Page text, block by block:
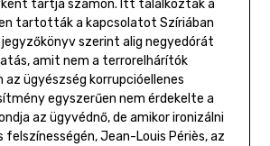
tartja számon. Itt találkoztak a
tartották a kapcsolatot Szíriában
jegyzőkönyv szerint alig negyedórát
amit nem a terrorelhárítók
ügyészség korrupcióellenes
egyszerűen nem érdekelte a
az ügyvédnő, de amikor ironizálni
felszínességén, Jean-Louis Périès, az